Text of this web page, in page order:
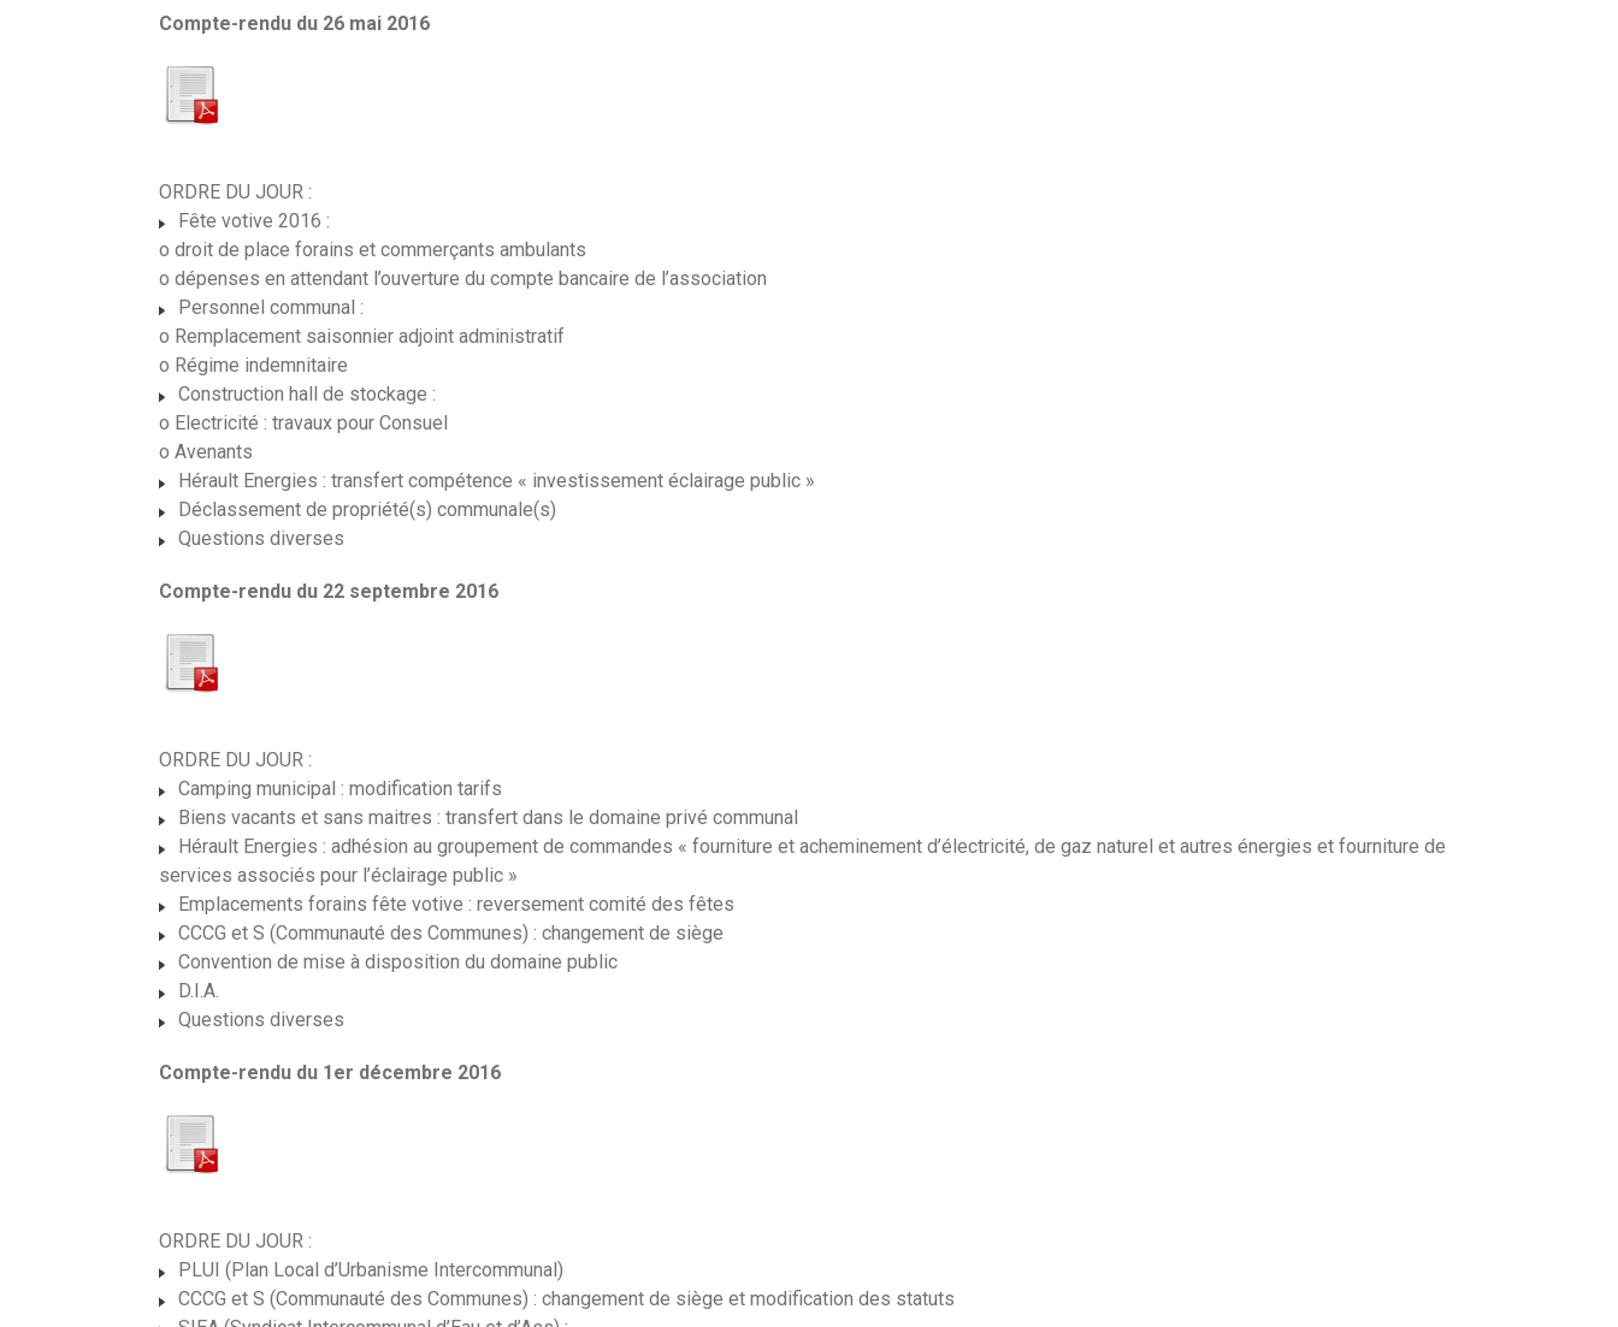
Compte-rendu du 26 mai 2016
ORDRE DU JOUR :
Fête votive 2016 :
o droit de place forains et commerçants ambulants
o dépenses en attendant l’ouverture du compte bancaire de l’association
Personnel communal :
o Remplacement saisonnier adjoint administratif
o Régime indemnitaire
Construction hall de stockage :
o Electricité : travaux pour Consuel
o Avenants
Hérault Energies : transfert compétence « investissement éclairage public »
Déclassement de propriété(s) communale(s)
Questions diverses
Compte-rendu du 22 septembre 2016
ORDRE DU JOUR :
Camping municipal : modification tarifs
Biens vacants et sans maitres : transfert dans le domaine privé communal
Hérault Energies : adhésion au groupement de commandes « fourniture et acheminement d’électricité, de gaz naturel et autres énergies et fourniture de
services associés pour l’éclairage public »
Emplacements forains fête votive : reversement comité des fêtes
CCCG et S (Communauté des Communes) : changement de siège
Convention de mise à disposition du domaine public
D.I.A.
Questions diverses
Compte-rendu du 1er décembre 2016
ORDRE DU JOUR :
PLUI (Plan Local d’Urbanisme Intercommunal)
CCCG et S (Communauté des Communes) : changement de siège et modification des statuts